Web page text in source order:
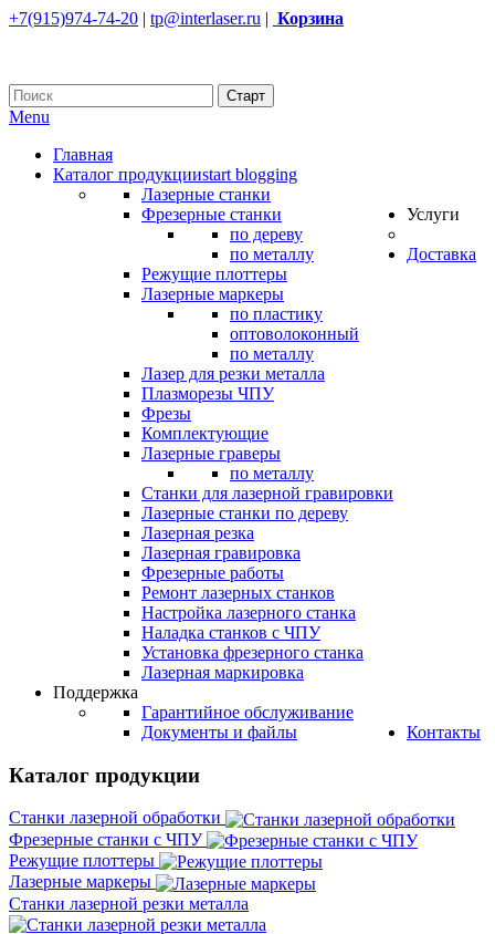
+7(915)974-74-20 | tp@interlaser.ru | Корзина
Menu
Главная
Каталог продукцииstart blogging
Лазерные станки
Фрезерные станки
по дереву
по металлу
Режущие плоттеры
Лазерные маркеры
по пластику
оптоволоконный
по металлу
Лазер для резки металла
Плазморезы ЧПУ
Фрезы
Комплектующие
Лазерные граверы
по металлу
Станки для лазерной гравировки
Лазерные станки по дереву
Услуги
Лазерная резка
Лазерная гравировка
Фрезерные работы
Ремонт лазерных станков
Настройка лазерного станка
Наладка станков с ЧПУ
Установка фрезерного станка
Лазерная маркировка
Доставка
Поддержка
Гарантийное обслуживание
Документы и файлы
Контакты
Каталог продукции
Станки лазерной обработки
Фрезерные станки с ЧПУ
Режущие плоттеры
Лазерные маркеры
Станки лазерной резки металла